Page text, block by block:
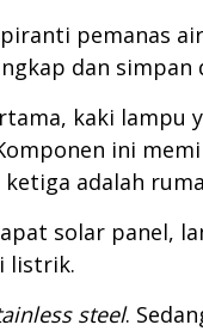
pemanas
dan simpan
kaki lampu
ini
adalah
solar panel,
listrik.
steel.